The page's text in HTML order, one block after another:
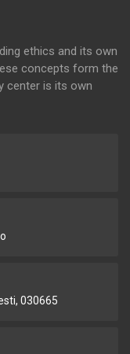
ethics and its own
concepts form the
center is its own
030665